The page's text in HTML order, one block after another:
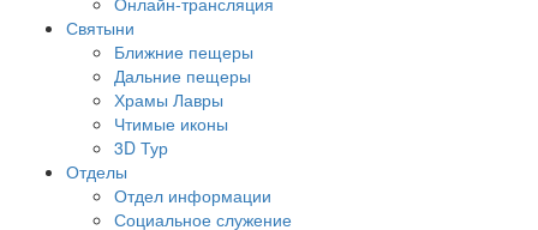
Святыни
Ближние пещеры
Дальние пещеры
Храмы Лавры
Чтимые иконы
3D Тур
Отделы
Отдел информации
Социальное служение